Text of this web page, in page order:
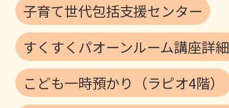
子育て世代包括支援センター
すくすくパオーンルーム講座詳
こども一時預かり（ラピオ4階）